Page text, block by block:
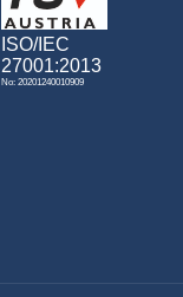
ISO/IEC
27001:2013
No: 20201240010909